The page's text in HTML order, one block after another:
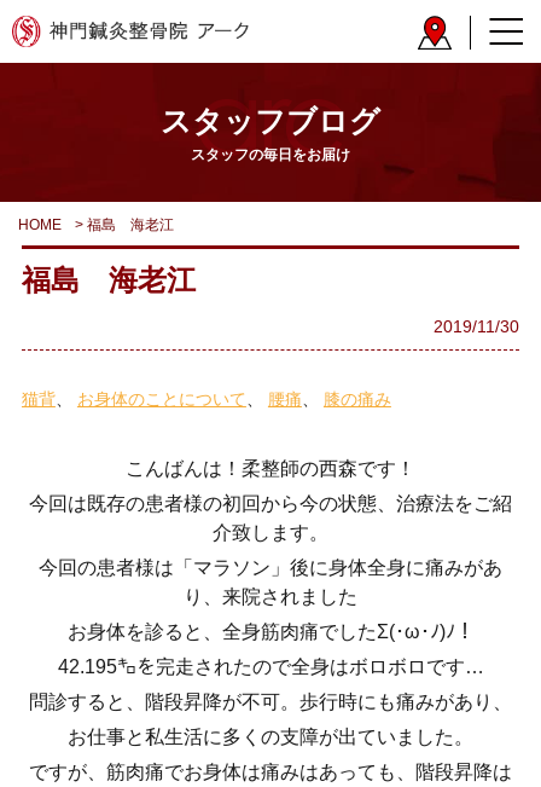
スタッフブログ
スタッフの毎日をお届け
HOME > 福島 海老江
福島 海老江
2019/11/30
猫背 お身体のことについて 腰痛 膝の痛み
こんばんは！柔整師の西森です！
今回は既存の患者様の初回から今の状態、治療法をご紹
介致します。
今回の患者様は「マラソン」後に身体全身に痛みがあ
り、来院されました
お身体を診ると、全身筋肉痛でしたΣ(･ω･ﾉ)ﾉ！
42.195㌔を完走されたので全身はボロボロです…
問診すると、階段昇降が不可。歩行時にも痛みがあり、
お仕事と私生活に多くの支障が出ていました。
ですが、筋肉痛でお身体は痛みはあっても、階段昇降は